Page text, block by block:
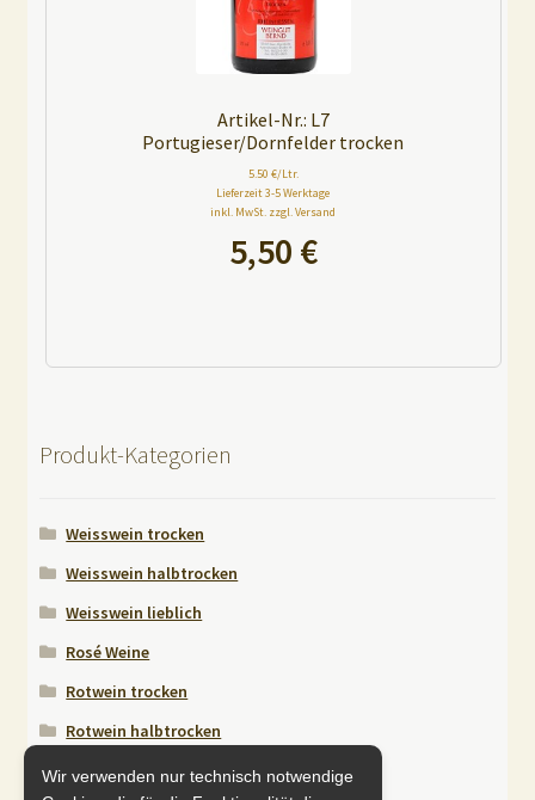
Artikel-Nr.: L7
Portugieser/Dornfelder trocken
5.50 €/Ltr.
Lieferzeit 3-5 Werktage
inkl. MwSt. zzgl. Versand
5,50 €
l
Produkt-Kategorien
Weisswein trocken
Weisswein halbtrocken
Weisswein lieblich
Rosé Weine
Rotwein trocken
Rotwein halbtrocken
Rotwein lieblich
Wir verwenden nur technisch notwendige